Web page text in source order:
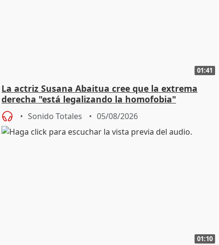
01:41
La actriz Susana Abaitua cree que la extrema
derecha "está legalizando la homofobia"
Sonido Totales 05/08/2026
01:10